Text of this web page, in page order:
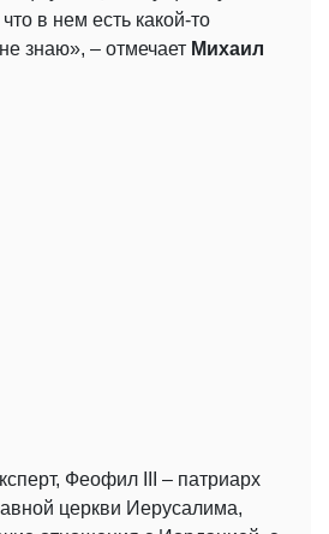
в нем есть какой-то
знаю», – отмечает Михаил
Феофил III – патриарх
церкви Иерусалима,